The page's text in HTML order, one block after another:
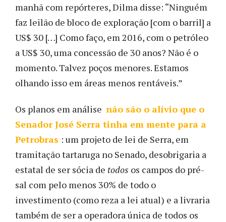
manhã com repórteres, Dilma disse: “Ninguém
faz leilão de bloco de exploração [com o barril] a
US$ 30 […] Como faço, em 2016, com o petróleo
a US$ 30, uma concessão de 30 anos? Não é o
momento. Talvez poços menores. Estamos
olhando isso em áreas menos rentáveis.”
Os planos em análise não são o alívio que o
Senador José Serra tinha em mente para a
Petrobras : um projeto de lei de Serra, em
tramitação tartaruga no Senado, desobrigaria a
estatal de ser sócia de todos os campos do pré-
sal com pelo menos 30% de todo o
investimento (como reza a lei atual) e a livraria
também de ser a operadora única de todos os